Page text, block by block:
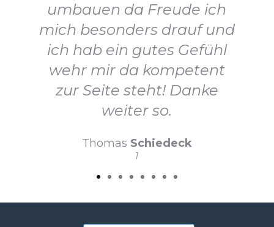
umbauen da Freude ich
mich besonders drauf und
ich hab ein gutes Gefühl
wehr mir da kompetent
zur Seite steht! Danke
weiter so.
Thomas Schiedeck
1